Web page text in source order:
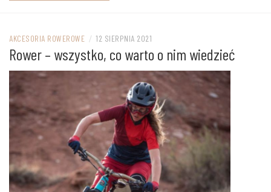
AKCESORIA ROWEROWE / 12 SIERPNIA 2021
Rower – wszystko, co warto o nim wiedzieć